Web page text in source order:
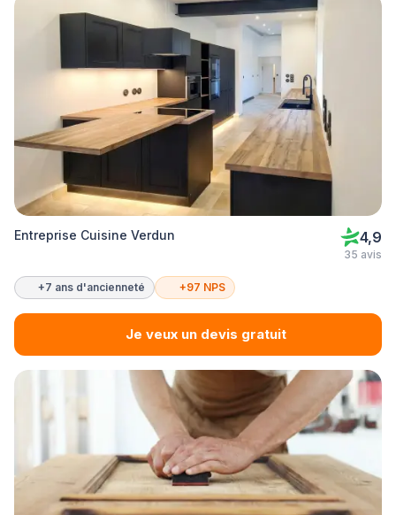
Entreprise Cuisine Verdun 4,9
35 avis
+7 ans d'ancienneté +97 NPS
Je veux un devis gratuit